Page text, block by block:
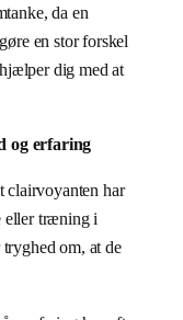
da en
en stor forskel
dig med at
og erfaring
clairvoyanten har
eller træning i
om, at de